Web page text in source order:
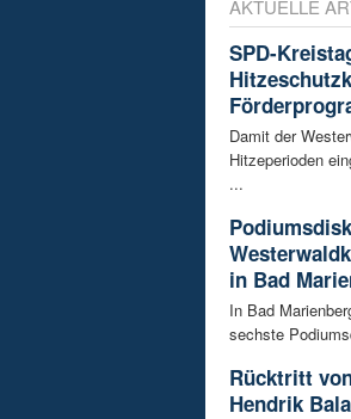
AKTUELLE
SPD-
Damit der
Hitzeperioden
...
in Bad
In Bad
sechste
Rücktritt
Hendrik